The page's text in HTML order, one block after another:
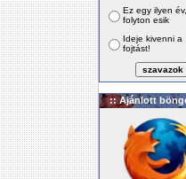
Ez egy ilyen év,
folyton esik
Ideje kivenni a
fojtást!
:: Ajánlott